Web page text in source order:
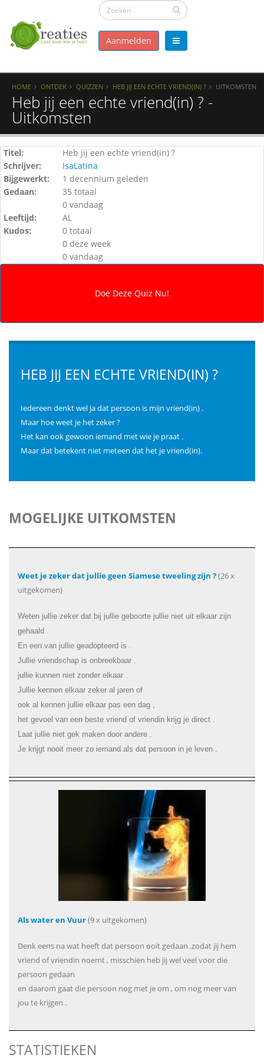
Aanmelden
HOME ONTDEK QUIZZEN HEB JIJ EEN ECHTE VRIEND(IN) ? UITKOMSTEN
Heb jij een echte vriend(in) ? -
Uitkomsten
Titel:
Heb jij een echte vriend(in) ?
Schrijver:
IsaLatina
Bijgewerkt:
1 decennium geleden
Gedaan:
35 totaal
0 vandaag
Leeftijd:
AL
Kudos:
0 totaal
0 deze week
0 vandaag
HEB JIJ EEN ECHTE VRIEND(IN) ?
Iedereen denkt wel ja dat persoon is mijn vriend(in) .
Maar hoe weet je het zeker ?
Het kan ook gewoon iemand met wie je praat .
Maar dat betekent niet meteen dat het je vriend(in).
MOGELIJKE UITKOMSTEN
Weet je zeker dat jullie geen Siamese tweeling zijn ?(26 x
uitgekomen)
Weten jullie zeker dat bij jullie geboorte jullie niet uit elkaar zijn
gehaald .
En een van jullie geadopteerd is .
Jullie vriendschap is onbreekbaar .
jullie kunnen niet zonder elkaar .
Jullie kennen elkaar zeker al jaren of
ook al kennen jullie elkaar pas een dag ,
het gevoel van een beste vriend of vriendin krijg je direct .
Laat jullie niet gek maken door andere .
Je krijgt nooit meer zo iemand als dat persoon in je leven .
Als water en Vuur(9 x uitgekomen)
Denk eens na wat heeft dat persoon ooit gedaan ,zodat jij hem
vriend of vriendin noemt , misschien heb jij wel veel voor die
persoon gedaan
en daarom gaat die persoon nog met je om , om nog meer van
jou te krijgen .
STATISTIEKEN